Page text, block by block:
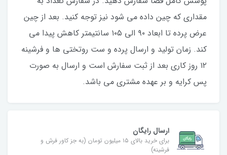
مقداری که چین داده می شود نیز توجه کنید. بعد از چین
عرض پرده تا ابعاد ۹۰ الی ۱۰۵ سانتیمتر کاهش پیدا می
کند. زمان تولید و ارسال پرده و ست روتختی ها و فرشینه
۱۲ روز کاری بعد از ثبت سفارش است و ارسال به صورت
پس کرایه و بر عهده مشتری می باشد.
ارسال رایگان
برای خرید بالای ۱۵ میلیون تومان (به جز کاور فرش و
فرشینه)